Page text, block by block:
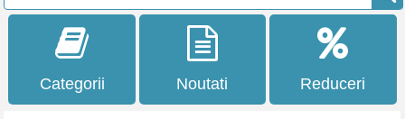
Categorii Noutati Reduceri